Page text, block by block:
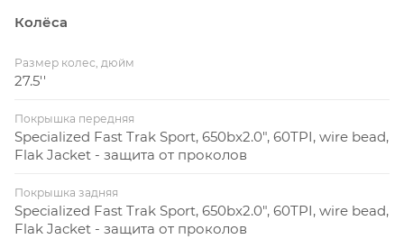
Колёса
Размер колес, дюйм
27.5''
Покрышка передняя
Specialized Fast Trak Sport, 650bx2.0", 60TPI, wire bead,
Flak Jacket - защита от проколов
Покрышка задняя
Specialized Fast Trak Sport, 650bx2.0", 60TPI, wire bead,
Flak Jacket - защита от проколов